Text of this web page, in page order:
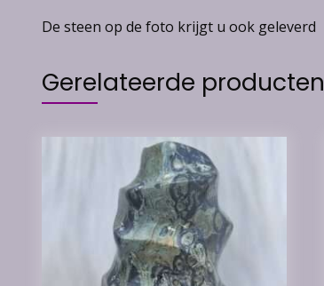
De steen op de foto krijgt u ook geleverd
Gerelateerde producten